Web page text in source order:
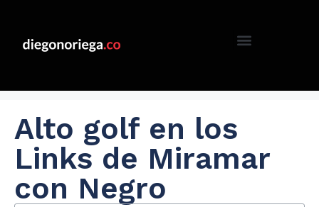
Alto golf en los
Links de Miramar
con Negro